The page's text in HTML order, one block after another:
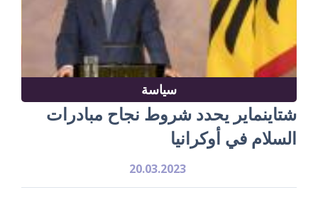
سياسة
شتاينماير يحدد شروط نجاح مبادرات
السلام في أوكرانيا
20.03.2023